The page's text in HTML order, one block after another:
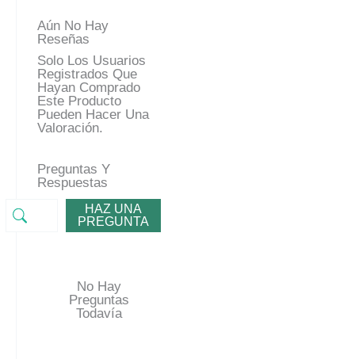
Aún No Hay
Reseñas
Solo Los Usuarios
Registrados Que
Hayan Comprado
Este Producto
Pueden Hacer Una
Valoración.
Preguntas Y
Respuestas
HAZ UNA
PREGUNTA
No Hay
Preguntas
Todavía